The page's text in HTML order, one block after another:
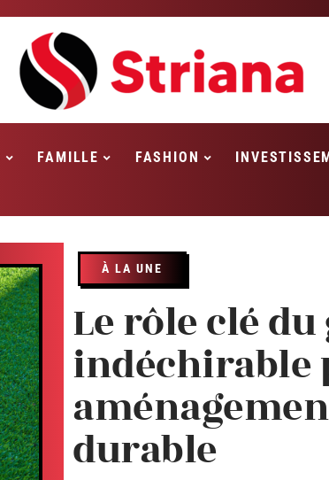
FAMILLE FASHION
À LA UNE
Le rôle clé
indéchirable
durable